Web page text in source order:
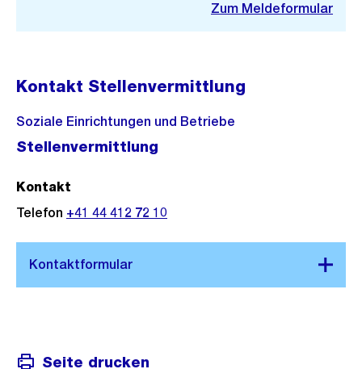
Zum Meldeformular
Kontakt Stellenvermittlung
Soziale Einrichtungen und Betriebe
Stellenvermittlung
Kontakt
Telefon +41 44 412 72 10
Seite drucken